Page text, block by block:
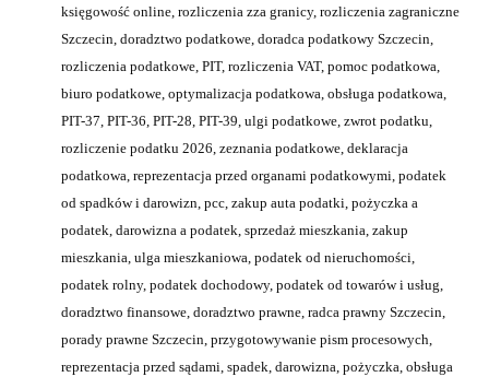
księgowość online, rozliczenia zza granicy, rozliczenia zagraniczne
Szczecin, doradztwo podatkowe, doradca podatkowy Szczecin,
rozliczenia podatkowe, PIT, rozliczenia VAT, pomoc podatkowa,
biuro podatkowe, optymalizacja podatkowa, obsługa podatkowa,
PIT-37, PIT-36, PIT-28, PIT-39, ulgi podatkowe, zwrot podatku,
rozliczenie podatku 2026, zeznania podatkowe, deklaracja
podatkowa, reprezentacja przed organami podatkowymi, podatek
od spadków i darowizn, pcc, zakup auta podatki, pożyczka a
podatek, darowizna a podatek, sprzedaż mieszkania, zakup
mieszkania, ulga mieszkaniowa, podatek od nieruchomości,
podatek rolny, podatek dochodowy, podatek od towarów i usług,
doradztwo finansowe, doradztwo prawne, radca prawny Szczecin,
porady prawne Szczecin, przygotowywanie pism procesowych,
reprezentacja przed sądami, spadek, darowizna, pożyczka, obsługa